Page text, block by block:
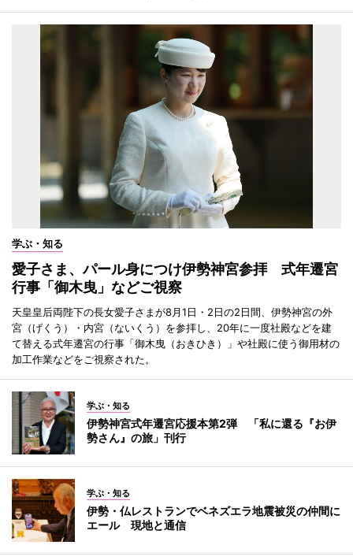
学ぶ・知る
愛子さま、パール身につけ伊勢神宮参拝 式年遷宮
行事「御木曳」などご視察
天皇皇后両陛下の長女愛子さまが8月1日・2日の2日間、伊勢神宮の外
宮（げくう）・内宮（ないくう）を参拝し、20年に一度社殿などを建
て替える式年遷宮の行事「御木曳（おきひき）」や社殿に使う御用材の
加工作業などをご視察された。
学ぶ・知る
伊勢神宮式年遷宮応援本第2弾 「私に還る『お伊
勢さん』の旅」刊行
学ぶ・知る
伊勢・仏レストランでベネズエラ地震被災の仲間に
エール 現地と通信